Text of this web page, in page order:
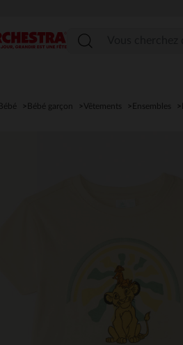
Bébé Bébé garçon Vêtements Ensembles